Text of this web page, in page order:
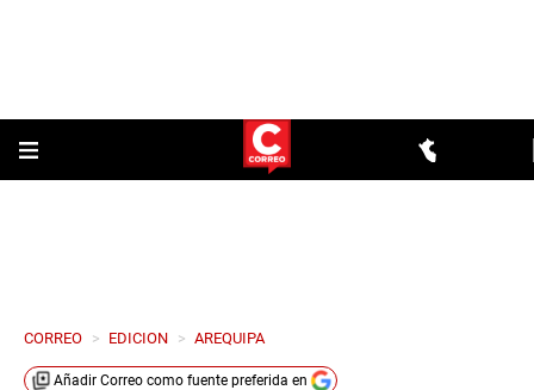
CORREO > EDICION > AREQUIPA
Añadir Correo como fuente preferida en